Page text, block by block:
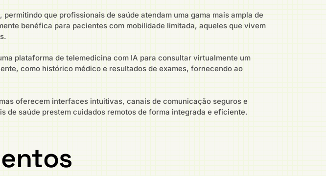
que profissionais de saúde atendam uma gama mais ampla de
benéfica para pacientes com mobilidade limitada, aqueles que vivem
plataforma de telemedicina com IA para consultar virtualmente um
como histórico médico e resultados de exames, fornecendo ao
oferecem interfaces intuitivas, canais de comunicação seguros e
saúde prestem cuidados remotos de forma integrada e eficiente.